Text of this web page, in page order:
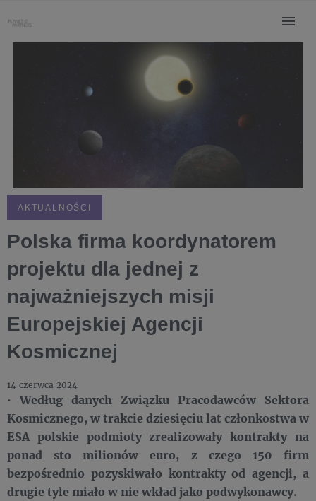
AKTUALNOŚCI
Polska firma koordynatorem
projektu dla jednej z
najważniejszych misji
Europejskiej Agencji
Kosmicznej
14 czerwca 2024
· Według danych Związku Pracodawców Sektora
Kosmicznego, w trakcie dziesięciu lat członkostwa w
ESA polskie podmioty zrealizowały kontrakty na
ponad sto milionów euro, z czego 150 firm
bezpośrednio pozyskiwało kontrakty od agencji, a
drugie tyle miało w nie wkład jako podwykonawcy.